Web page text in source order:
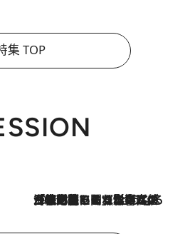
集 TOP
2026.8.3
「住宅建てられない…」「サーチャージ料の高値が続いている」ホルムズ海峡封鎖による影響はいつまで続く？《エネルギー専門家に聞く“どうなる日本の暮らし”》